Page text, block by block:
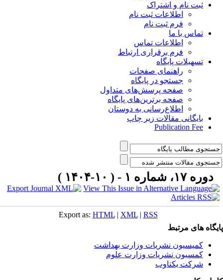
ثبت نام و اشتراک
اطلاعات ثبت نام
فرم ثبت نام
تماس با ما
اطلاعات تماس
فرم برقراری ارتباط
تسهیلات پایگاه
راهنمای صفحات
جستجو در پایگاه
صفحه پرسش‌های متداول
صفحه برترین‌های پایگاه
اطلاع‌رسانی به دوستان
بایگانی مقالات زیر چاپ
Publication Fee
دوره ۱۷، شماره ۱ - ( ۱۰-۱۴۰۴ )
Export as:HTML |XML|RSS
های مرتبط
کمیسیون نشریات وزارت بهداشت
کمسیون نشریات وزارت علوم
شرکت یکتاوب